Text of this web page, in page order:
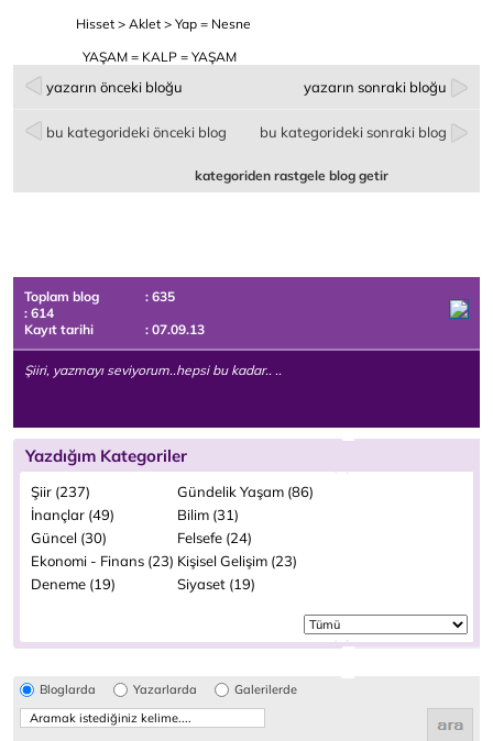
Hisset > Aklet > Yap = Nesne
YAŞAM = KALP = YAŞAM
yazarın önceki bloğu yazarın sonraki bloğu
bu kategorideki önceki blog bu kategorideki sonraki blog
kategoriden rastgele blog getir
Toplam blog
: 635
: 614
Kayıt tarihi
: 07.09.13
Şiiri, yazmayı seviyorum..hepsi bu kadar.. ..
Yazdığım Kategoriler
Şiir (237)
Gündelik Yaşam (86)
İnançlar (49)
Bilim (31)
Güncel (30)
Felsefe (24)
Ekonomi - Finans (23) Kişisel Gelişim (23)
Deneme (19)
Siyaset (19)
Bloglarda Yazarlarda Galerilerde